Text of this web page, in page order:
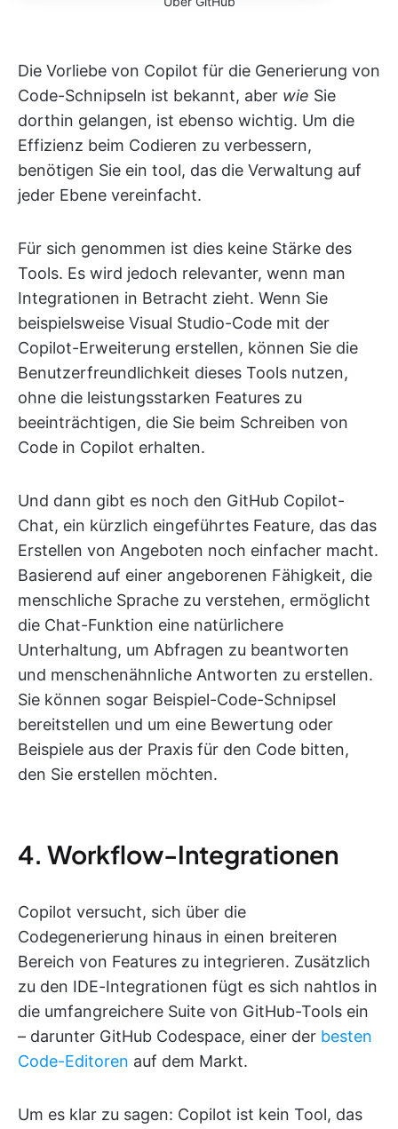
Die Vorliebe von Copilot für die Generierung von
Code-Schnipseln ist bekannt, aber wie Sie
dorthin gelangen, ist ebenso wichtig. Um die
Effizienz beim Codieren zu verbessern,
benötigen Sie ein tool, das die Verwaltung auf
jeder Ebene vereinfacht.
Für sich genommen ist dies keine Stärke des
Tools. Es wird jedoch relevanter, wenn man
Integrationen in Betracht zieht. Wenn Sie
beispielsweise Visual Studio-Code mit der
Copilot-Erweiterung erstellen, können Sie die
Benutzerfreundlichkeit dieses Tools nutzen,
ohne die leistungsstarken Features zu
beeinträchtigen, die Sie beim Schreiben von
Code in Copilot erhalten.
Und dann gibt es noch den GitHub Copilot-
Chat, ein kürzlich eingeführtes Feature, das das
Erstellen von Angeboten noch einfacher macht.
Basierend auf einer angeborenen Fähigkeit, die
menschliche Sprache zu verstehen, ermöglicht
die Chat-Funktion eine natürlichere
Unterhaltung, um Abfragen zu beantworten
und menschenähnliche Antworten zu erstellen.
Sie können sogar Beispiel-Code-Schnipsel
bereitstellen und um eine Bewertung oder
Beispiele aus der Praxis für den Code bitten,
den Sie erstellen möchten.
4. Workflow-Integrationen
Copilot versucht, sich über die
Codegenerierung hinaus in einen breiteren
Bereich von Features zu integrieren. Zusätzlich
zu den IDE-Integrationen fügt es sich nahtlos in
die umfangreichere Suite von GitHub-Tools ein
– darunter GitHub Codespace, einer der besten
Code-Editoren auf dem Markt.
Um es klar zu sagen: Copilot ist kein Tool, das